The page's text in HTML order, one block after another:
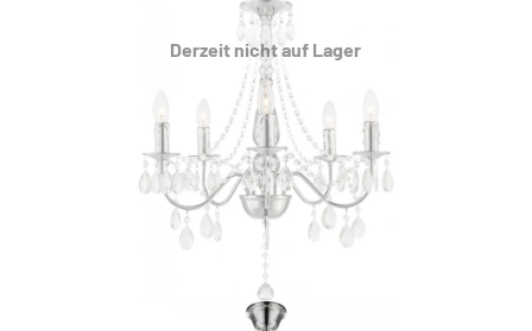
Derzeit nicht auf Lager